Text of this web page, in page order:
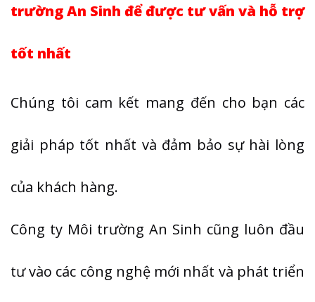
trường An Sinh để được tư vấn và hỗ trợ
tốt nhất
Chúng tôi cam kết mang đến cho bạn các
giải pháp tốt nhất và đảm bảo sự hài lòng
của khách hàng.
Công ty Môi trường An Sinh cũng luôn đầu
tư vào các công nghệ mới nhất và phát triển